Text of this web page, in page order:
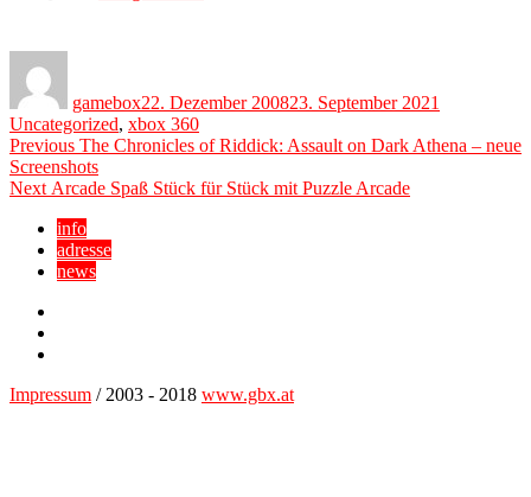
gamebox22. Dezember 200823. September 2021
Uncategorized, xbox 360
Beitragsnavigation
Previous Previous
post:
The Chronicles of Riddick: Assault on Dark Athena – neue
Screenshots
Next Next
Arcade Spaß Stück für Stück mit Puzzle Arcade
info
adresse
news
Impressum / 2003 - 2018 www.gbx.at